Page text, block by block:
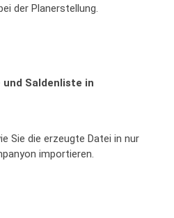
der Planerstellung.
Saldenliste in
Sie die erzeugte Datei in nur
importieren.